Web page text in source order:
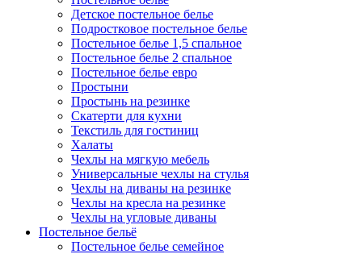
Детское постельное белье
Подростковое постельное белье
Постельное белье 1,5 спальное
Постельное белье 2 спальное
Постельное белье евро
Простыни
Простынь на резинке
Скатерти для кухни
Текстиль для гостиниц
Халаты
Чехлы на мягкую мебель
Универсальные чехлы на стулья
Чехлы на диваны на резинке
Чехлы на кресла на резинке
Чехлы на угловые диваны
Постельное бельё
Постельное белье семейное